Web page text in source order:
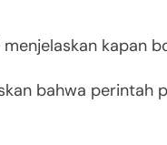
kapan
bahwa perintah